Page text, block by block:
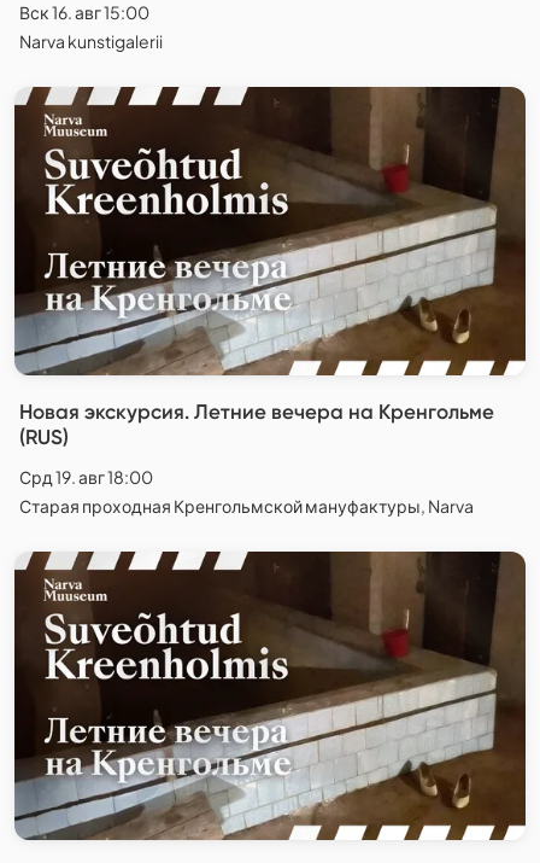
Вск 16. авг 15:00
Narva kunstigalerii
Новая экскурсия. Летние вечера на Кренгольме
(RUS)
Срд 19. авг 18:00
Старая проходная Кренгольмской мануфактуры, Narva